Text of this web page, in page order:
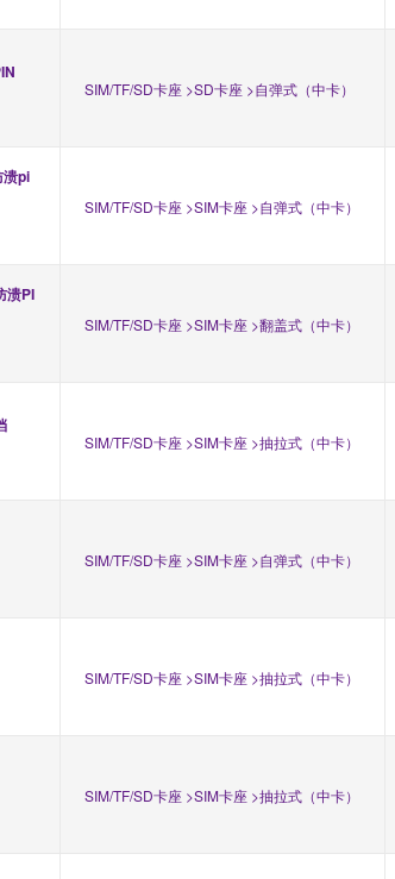
SIM/TF/SD卡座 >SD卡座 >自弹式（中卡）
溃pi
SIM/TF/SD卡座 >SIM卡座 >自弹式（中卡）
溃PI
SIM/TF/SD卡座 >SIM卡座 >翻盖式（中卡）
SIM/TF/SD卡座 >SIM卡座 >抽拉式（中卡）
SIM/TF/SD卡座 >SIM卡座 >自弹式（中卡）
SIM/TF/SD卡座 >SIM卡座 >抽拉式（中卡）
SIM/TF/SD卡座 >SIM卡座 >抽拉式（中卡）